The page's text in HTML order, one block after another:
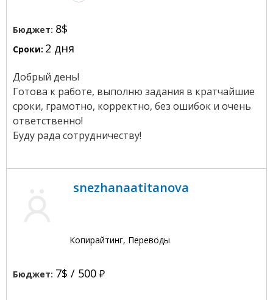
Бюджет: 8$
Сроки: 2 дня
Добрый день!
Готова к работе, выполню задания в кратчайшие
сроки, грамотно, корректно, без ошибок и очень
ответственно!
Буду рада сотрудничеству!
snezhanaatitanova
Копирайтинг, Переводы
Бюджет: 7$ / 500